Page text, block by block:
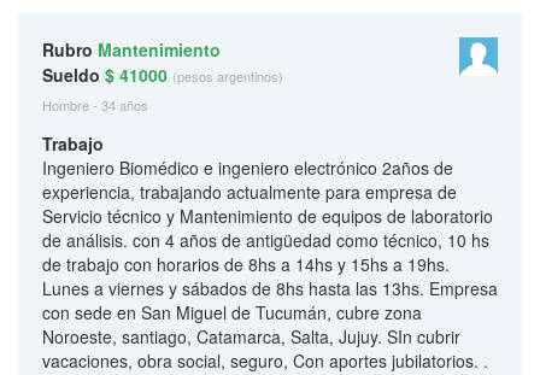
Rubro Mantenimiento
Sueldo $ 41000 (pesos argentinos)
Hombre - 34 años
Trabajo
Ingeniero Biomédico e ingeniero electrónico 2años de
experiencia, trabajando actualmente para empresa de
Servicio técnico y Mantenimiento de equipos de laboratorio
de análisis. con 4 años de antigüedad como técnico, 10 hs
de trabajo con horarios de 8hs a 14hs y 15hs a 19hs.
Lunes a viernes y sábados de 8hs hasta las 13hs. Empresa
con sede en San Miguel de Tucumán, cubre zona
Noroeste, santiago, Catamarca, Salta, Jujuy. SIn cubrir
vacaciones, obra social, seguro, Con aportes jubilatorios. .